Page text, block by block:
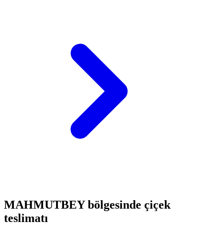
MAHMUTBEY bölgesinde çiçek
teslimatı